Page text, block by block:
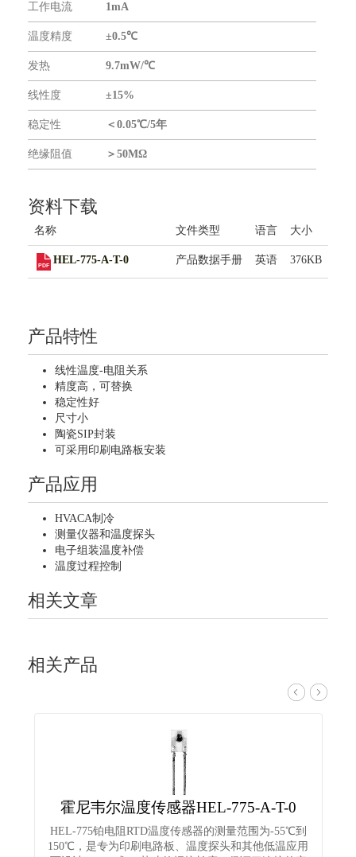
GNSS模块
GPS模块
GPS全向天线
关于我们
合作伙伴
联系我们
工作电流 1mA
温度精度 ±0.5℃
发热 9.7mW/℃
线性度 ±15%
稳定性 ＜0.05℃/5年
绝缘阻值 ＞50MΩ
资料下载
名称 文件类型 语言 大小
HEL-775-A-T-0 产品数据手册 英语 376KB
产品特性
线性温度-电阻关系
精度高，可替换
稳定性好
尺寸小
陶瓷SIP封装
可采用印刷电路板安装
产品应用
HVACA制冷
测量仪器和温度探头
电子组装温度补偿
温度过程控制
相关文章
相关产品
霍尼韦尔温度传感器HEL-775-A-T-0
HEL-775铂电阻RTD温度传感器的测量范围为-55℃到
150℃，是专为印刷电路板、温度探头和其他低温应用